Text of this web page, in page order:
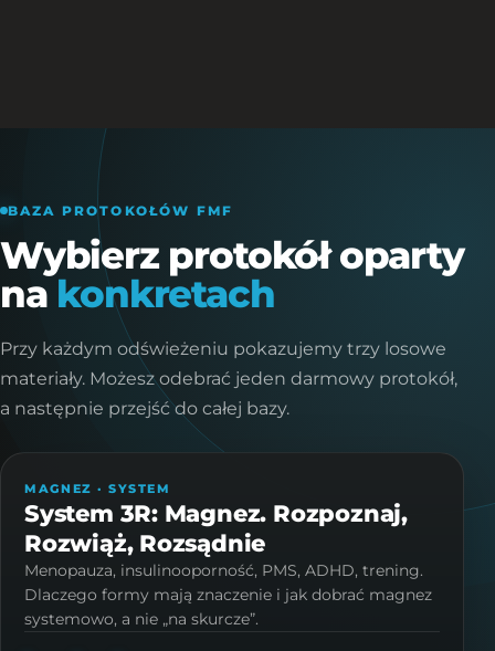
BAZA PROTOKOŁÓW FMF
Wybierz protokół oparty
na konkretach
Przy każdym odświeżeniu pokazujemy trzy losowe
materiały. Możesz odebrać jeden darmowy protokół,
a następnie przejść do całej bazy.
MAGNEZ · SYSTEM
System 3R: Magnez. Rozpoznaj,
Rozwiąż, Rozsądnie
Menopauza, insulinooporność, PMS, ADHD, trening.
Dlaczego formy mają znaczenie i jak dobrać magnez
systemowo, a nie „na skurcze”.